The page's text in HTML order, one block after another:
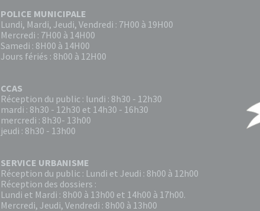
POLICE MUNICIPALE
Lundi, Mardi, Jeudi, Vendredi : 7H00 à 19H00
Mercredi : 7H00 à 14H00
Samedi : 8H00 à 14H00
Jours fériés : 8h00 à 12H00
CCAS
Réception du public : lundi : 8h30 - 12h30
mardi : 8h30 - 12h30 et 14h30 - 16h30
mercredi : 8h30- 13h00
jeudi : 8h30 - 13h00
SERVICE URBANISME
Réception du public : Lundi et Jeudi : 8h00 à 12h00
Réception des dossiers :
Lundi et Mardi : 8h00 à 13h00 et 14h00 à 17h00.
Mercredi, Jeudi, Vendredi : 8h00 à 13h00